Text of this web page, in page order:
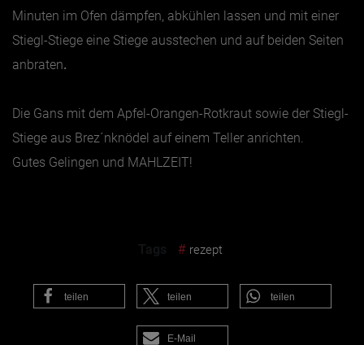
Minuten im Ofen dämpfen, abkühlen lassen und mit einer
Stiegl-Stiege eine Stiege ausstechen und auf beiden Seiten
anbraten.
Die Gans mit dem Apfel-Orangen-Rotkraut sowie der Stiegl-
Stiege aus Brez´nknödel auf einem Teller anrichten.
Gutes Gelingen und MAHLZEIT!
# rezept
teilen teilen teilen
E-Mail